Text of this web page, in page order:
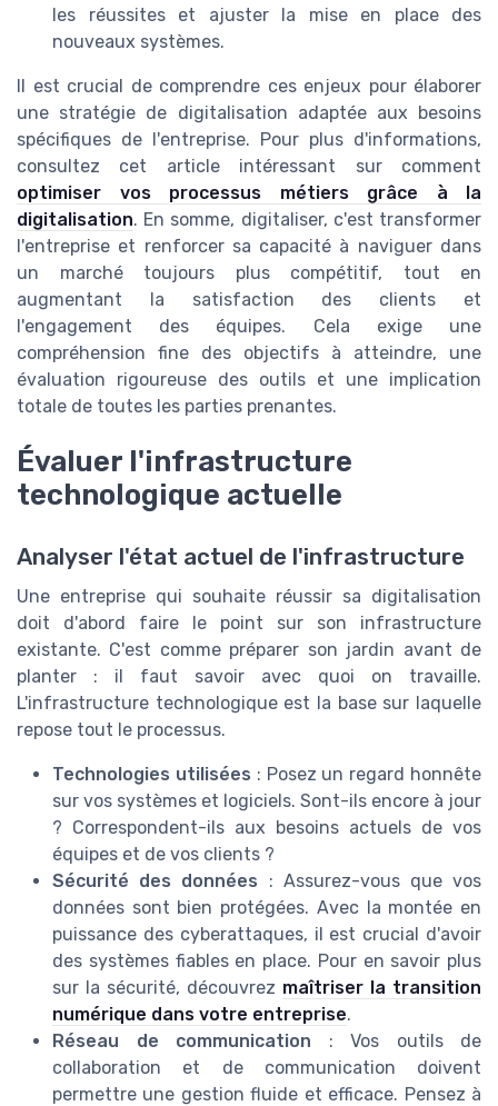
les réussites et ajuster la mise en place des
nouveaux systèmes.
Il est crucial de comprendre ces enjeux pour élaborer
une stratégie de digitalisation adaptée aux besoins
spécifiques de l'entreprise. Pour plus d'informations,
consultez cet article intéressant sur comment
optimiser vos processus métiers grâce à la
digitalisation. En somme, digitaliser, c'est transformer
l'entreprise et renforcer sa capacité à naviguer dans
un marché toujours plus compétitif, tout en
augmentant la satisfaction des clients et
l'engagement des équipes. Cela exige une
compréhension fine des objectifs à atteindre, une
évaluation rigoureuse des outils et une implication
totale de toutes les parties prenantes.
Évaluer l'infrastructure
technologique actuelle
Analyser l'état actuel de l'infrastructure
Une entreprise qui souhaite réussir sa digitalisation
doit d'abord faire le point sur son infrastructure
existante. C'est comme préparer son jardin avant de
planter : il faut savoir avec quoi on travaille.
L'infrastructure technologique est la base sur laquelle
repose tout le processus.
Technologies utilisées : Posez un regard honnête
sur vos systèmes et logiciels. Sont-ils encore à jour
? Correspondent-ils aux besoins actuels de vos
équipes et de vos clients ?
Sécurité des données : Assurez-vous que vos
données sont bien protégées. Avec la montée en
puissance des cyberattaques, il est crucial d'avoir
des systèmes fiables en place. Pour en savoir plus
sur la sécurité, découvrez maîtriser la transition
numérique dans votre entreprise.
Réseau de communication : Vos outils de
collaboration et de communication doivent
permettre une gestion fluide et efficace. Pensez à